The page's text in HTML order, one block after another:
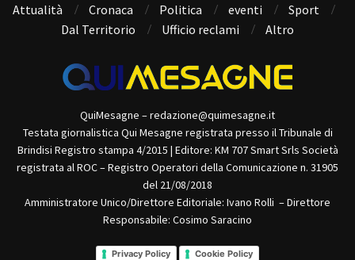
Attualità Cronaca Politica eventi
Sport
Dal Territorio
Ufficio reclami Altro
QuiMesagne – redazione@quimesagne.it
Testata giornalistica Qui Mesagne registrata presso il Tribunale di
Brindisi Registro stampa 4/2015 | Editore: KM 707 Smart Srls Società
registrata al ROC – Registro Operatori della Comunicazione n. 31905
del 21/08/2018
Amministratore Unico/Direttore Editoriale: Ivano Rolli – Direttore
Responsabile: Cosimo Saracino
Privacy Policy Cookie Policy